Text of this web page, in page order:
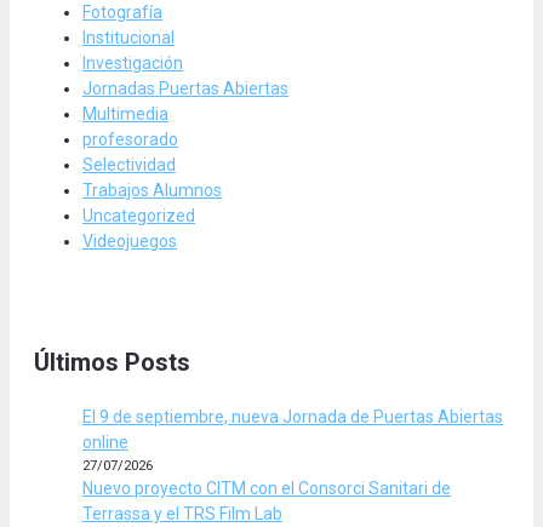
Fotografía
Institucional
Investigación
Jornadas Puertas Abiertas
Multimedia
profesorado
Selectividad
Trabajos Alumnos
Uncategorized
Videojuegos
Últimos Posts
El 9 de septiembre, nueva Jornada de Puertas Abiertas
online
27/07/2026
Nuevo proyecto CITM con el Consorci Sanitari de
Terrassa y el TRS Film Lab